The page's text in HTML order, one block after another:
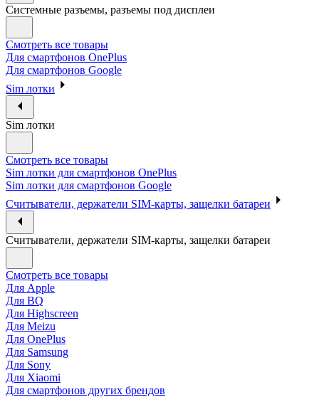
Системные разъемы, разъемы под дисплеи
Смотреть все товары
Для смартфонов OnePlus
Для смартфонов Google
Sim лотки
Sim лотки
Смотреть все товары
Sim лотки для смартфонов OnePlus
Sim лотки для смартфонов Google
Считыватели, держатели SIM-карты, защелки батареи
Считыватели, держатели SIM-карты, защелки батареи
Смотреть все товары
Для Apple
Для BQ
Для Highscreen
Для Meizu
Для OnePlus
Для Samsung
Для Sony
Для Xiaomi
Для смартфонов других брендов